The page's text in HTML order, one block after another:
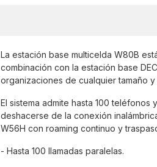
La estación base multicelda W80B
combinación con la estación base
organizaciones de cualquier tamaño y
El sistema admite hasta 100 teléfonos
deshacerse de la conexión
W56H con roaming continuo y
- Hasta 100 llamadas paralelas.